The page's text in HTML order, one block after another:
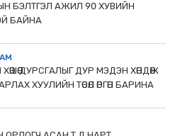
БЭЛТГЭЛ АЖИЛ 90 ХУВИЙН
БАЙНА
ДУРСГАЛЫГ ДУР МЭДЭН ХӨНДӨЖ
ХУУЛИЙН ТӨСӨЛ ӨРГӨН БАРИНА